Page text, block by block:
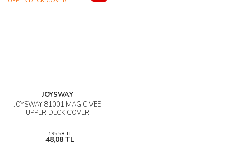
JOYSWAY
JOYSWAY 81001 MAGİC VEE
UPPER DECK COVER
195,58 TL
48,08 TL